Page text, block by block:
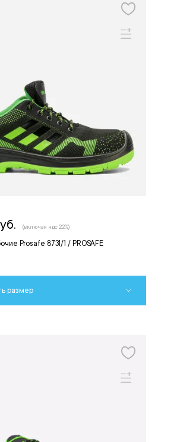
Prosafe 8731/1 / PROSAFE
(включая ндс 22%)
размер